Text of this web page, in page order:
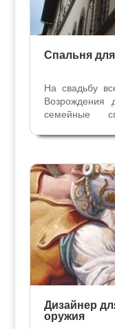
Спальня
На свадьбу
Возрождения
семейные
это могли
изголовья
Дизайнер
оружия